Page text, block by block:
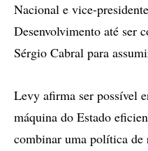
Nacional e vice-
Desenvolvimento até ser
Sérgio Cabral para
Levy afirma ser possível
máquina do Estado
combinar uma política de